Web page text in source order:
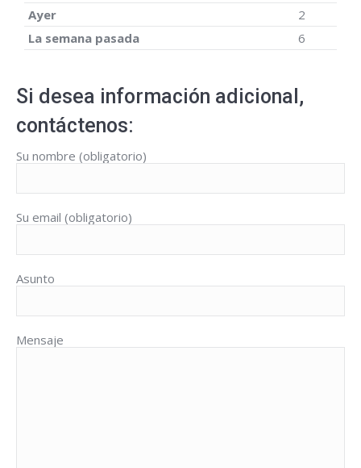
Ayer
2
La semana pasada
6
Si desea información adicional,
contáctenos:
Su nombre (obligatorio)
Su email (obligatorio)
Asunto
Mensaje